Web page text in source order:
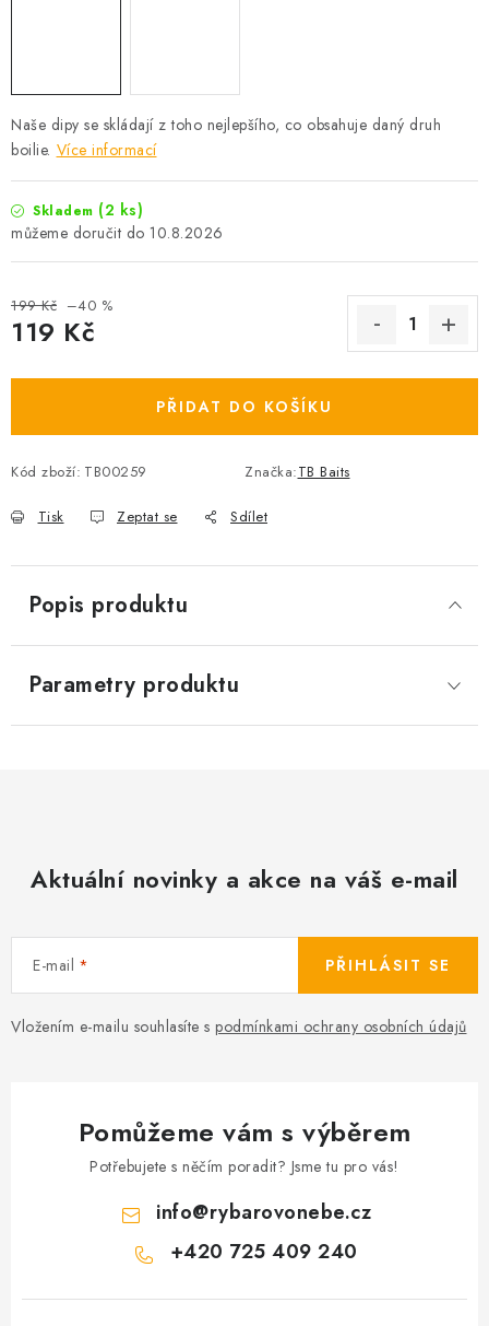
Lov s lodí
Naše dipy se skládají z toho nejlepšího, co obsahuje daný druh
boilie. Více informací
Skladem (2 ks)
10.8.2026
199 Kč –40 %
119 Kč
PŘIDAT DO KOŠÍKU
Kód zboží: TB00259 Značka:TB Baits
Tisk Zeptat se Sdílet
Popis produktu
Parametry produktu
Aktuální novinky a akce na váš e-mail
E-mail
Vložením e-mailu souhlasíte s podmínkami ochrany osobních údajů
PŘIHLÁSIT SE
Pomůžeme vám s výběrem
Potřebujete s něčím poradit? Jsme tu pro vás!
info@rybarovonebe.cz
+420 725 409 240